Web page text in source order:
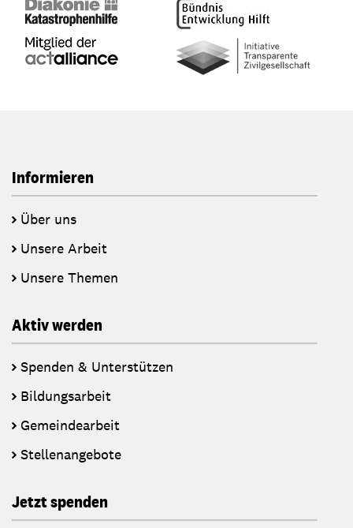
Informieren
Über uns
Unsere Arbeit
Unsere Themen
Aktiv werden
Spenden & Unterstützen
Bildungsarbeit
Gemeindearbeit
Stellenangebote
Jetzt spenden